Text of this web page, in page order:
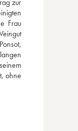
zur
Frau
ohne